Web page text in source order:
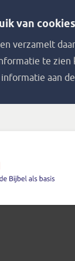
van cookies
verzamelt
te
aan